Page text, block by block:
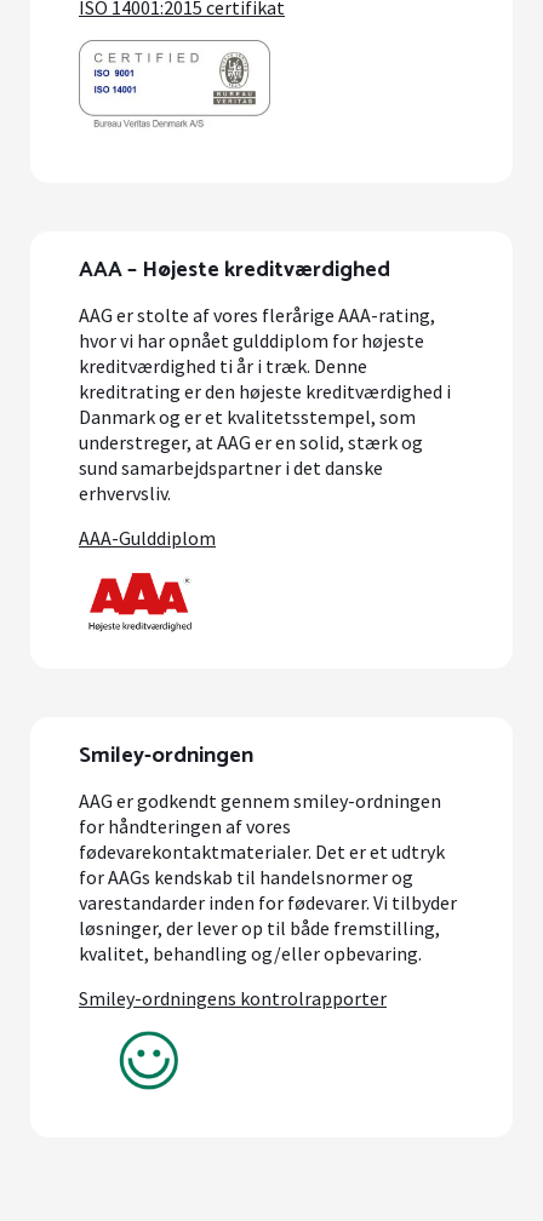
ISO 14001:2015 certifikat
AAA – Højeste kreditværdighed
AAG er stolte af vores flerårige AAA-rating,
hvor vi har opnået gulddiplom for højeste
kreditværdighed ti år i træk. Denne
kreditrating er den højeste kreditværdighed i
Danmark og er et kvalitetsstempel, som
understreger, at AAG er en solid, stærk og
sund samarbejdspartner i det danske
erhvervsliv.
AAA-Gulddiplom
Smiley-ordningen
AAG er godkendt gennem smiley-ordningen
for håndteringen af vores
fødevarekontaktmaterialer. Det er et udtryk
for AAGs kendskab til handelsnormer og
varestandarder inden for fødevarer. Vi tilbyder
løsninger, der lever op til både fremstilling,
kvalitet, behandling og/eller opbevaring.
Smiley-ordningens kontrolrapporter